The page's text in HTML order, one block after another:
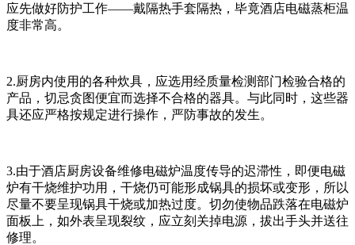
应先做好防护工作——戴隔热手套隔热，毕竟酒店电磁蒸柜温
度非常高。
2.厨房内使用的各种炊具，应选用经质量检测部门检验合格的
产品，切忌贪图便宜而选择不合格的器具。与此同时，这些器
具还应严格按规定进行操作，严防事故的发生。
3.由于酒店厨房设备维修电磁炉温度传导的迟滞性，即便电磁
炉有干烧维护功用，干烧仍可能形成锅具的损坏或变形，所以
尽量不要呈现锅具干烧或加热过度。切勿使物品跌落在电磁炉
面板上，如外表呈现裂纹，应立刻关掉电源，拔出手头并送往
修理。